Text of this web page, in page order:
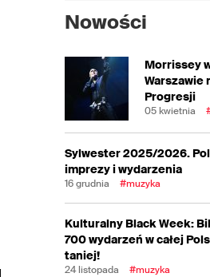
Nowości
Morrissey
Warszawie
Progresji
05 kwietnia
Sylwester 2025/2026.
imprezy i wydarzenia
16 grudnia #muzyka
Kulturalny Black Week:
700 wydarzeń w całej
taniej!
24 listopada #muzyka